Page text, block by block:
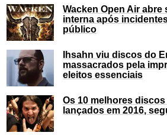
Wacken Open Air abre
interna após
público
Ihsahn viu discos do
massacrados pela
eleitos essenciais
Os 10 melhores
lançados em 2016,